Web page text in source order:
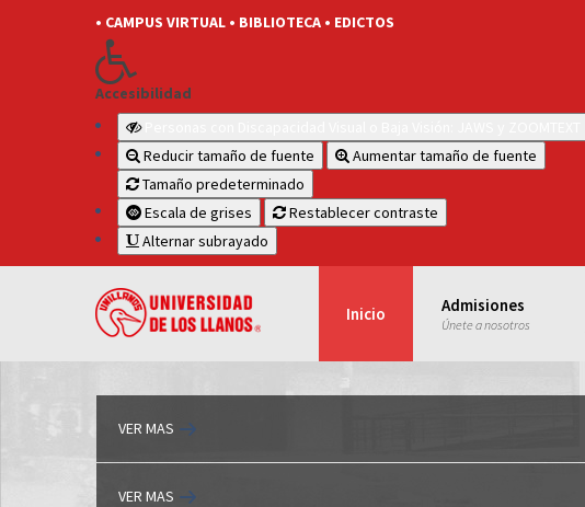
• CAMPUS VIRTUAL • BIBLIOTECA • EDICTOS
Accesibilidad
Reducir tamaño de fuente
Aumentar tamaño de fuente
Tamaño predeterminado
Escala de grises
Restablecer contraste
Alternar subrayado
Inicio Admisiones
Únete a nosotros
VER MAS
VER MAS